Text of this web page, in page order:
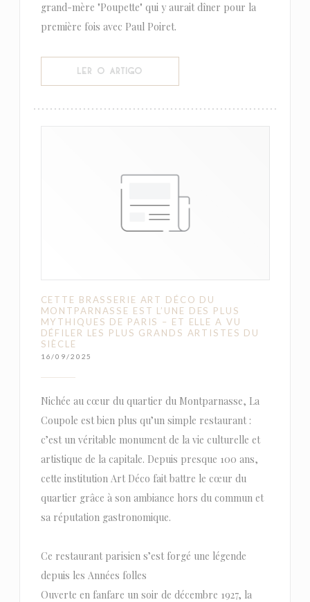
grand-mère "Poupette" qui y aurait dîner pour la
première fois avec Paul Poiret.
LER O ARTIGO
CETTE BRASSERIE ART DÉCO DU
MONTPARNASSE EST L’UNE DES PLUS
MYTHIQUES DE PARIS – ET ELLE A VU
DÉFILER LES PLUS GRANDS ARTISTES DU
SIÈCLE
16/09/2025
Nichée au cœur du quartier du Montparnasse, La
Coupole est bien plus qu’un simple restaurant :
c’est un véritable monument de la vie culturelle et
artistique de la capitale. Depuis presque 100 ans,
cette institution Art Déco fait battre le cœur du
quartier grâce à son ambiance hors du commun et
sa réputation gastronomique.
Ce restaurant parisien s’est forgé une légende
depuis les Années folles
Ouverte en fanfare un soir de décembre 1927, la